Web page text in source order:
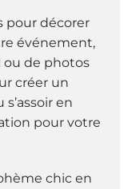
pour décorer
événement,
ou de photos
créer un
en
pour votre
chic en